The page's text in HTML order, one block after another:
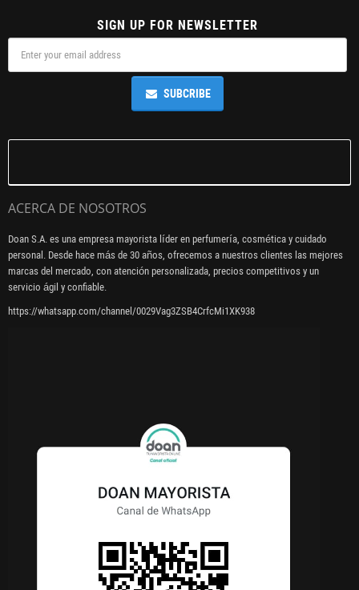
SIGN UP FOR NEWSLETTER
SUBCRIBE
ACERCA DE NOSOTROS
Doan S.A. es una empresa mayorista líder en perfumería, cosmética y cuidado
personal. Desde hace más de 30 años, ofrecemos a nuestros clientes las mejores
marcas del mercado, con atención personalizada, precios competitivos y un
servicio ágil y confiable.
https://whatsapp.com/channel/0029Vag3ZSB4CrfcMi1XK938